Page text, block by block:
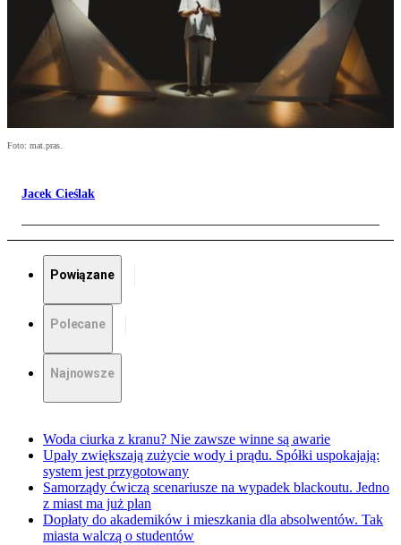
Foto: mat.pras.
Jacek Cieślak
Powiązane
Polecane
Najnowsze
Woda ciurka z kranu? Nie zawsze winne są awarie
Upały zwiększają zużycie wody i prądu. Spółki uspokajają:
system jest przygotowany
Samorządy ćwiczą scenariusze na wypadek blackoutu. Jedno
z miast ma już plan
Dopłaty do akademików i mieszkania dla absolwentów. Tak
miasta walczą o studentów